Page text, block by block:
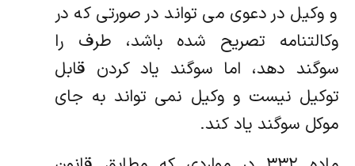
و وکیل در دعوی می تواند در صورتی که در
وکالتنامه تصریح شده باشد، طرف را
سوگند دهد، اما سوگند یاد کردن قابل
توکیل نیست و وکیل نمی تواند به جای
موکل سوگند یاد کند.